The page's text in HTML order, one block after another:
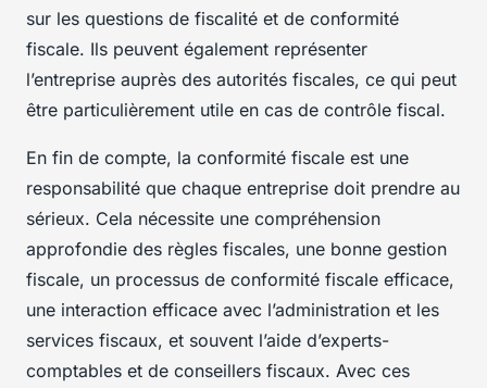
sur les questions de fiscalité et de conformité
fiscale. Ils peuvent également représenter
l’entreprise auprès des autorités fiscales, ce qui peut
être particulièrement utile en cas de contrôle fiscal.
En fin de compte, la conformité fiscale est une
responsabilité que chaque entreprise doit prendre au
sérieux. Cela nécessite une compréhension
approfondie des règles fiscales, une bonne gestion
fiscale, un processus de conformité fiscale efficace,
une interaction efficace avec l’administration et les
services fiscaux, et souvent l’aide d’experts-
comptables et de conseillers fiscaux. Avec ces